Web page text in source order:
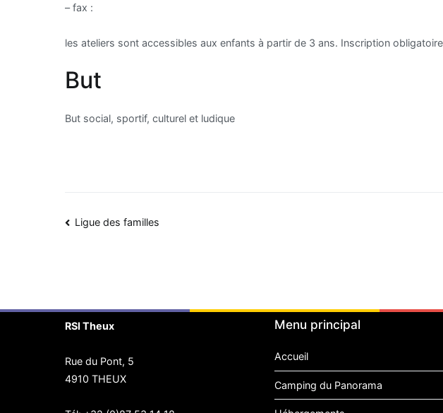
– fax :
les ateliers sont accessibles aux enfants à partir de 3 ans. Inscription
But
But social, sportif, culturel et ludique
Navigation
Ligue des familles
RSI Theux
Rue du Pont, 5
4910 THEUX
Menu principal
Accueil
Camping du Panorama